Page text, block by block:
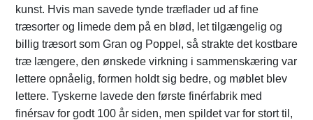
kunst. Hvis man savede tynde træflader ud af fine
træsorter og limede dem på en blød, let tilgængelig og
billig træsort som Gran og Poppel, så strakte det kostbare
træ længere, den ønskede virkning i sammenskæring var
lettere opnåelig, formen holdt sig bedre, og møblet blev
lettere. Tyskerne lavede den første finérfabrik med
finérsav for godt 100 år siden, men spildet var for stort til,